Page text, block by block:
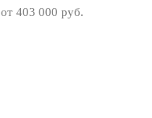
от 403 000 pуб.